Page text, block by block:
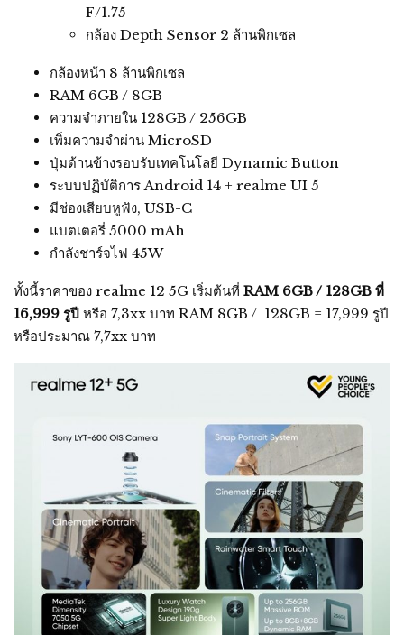
F/1.75
กล้อง Depth Sensor 2 ล้านพิกเซล
กล้องหน้า 8 ล้านพิกเซล
RAM 6GB / 8GB
ความจำภายใน 128GB / 256GB
เพิ่มความจำผ่าน MicroSD
ปุ่มด้านข้างรอบรับเทคโนโลยี Dynamic Button
ระบบปฏิบัติการ Android 14 + realme UI 5
มีช่องเสียบหูฟัง, USB-C
แบตเตอรี่ 5000 mAh
กำลังชาร์จไฟ 45W
ทั้งนี้ราคาของ realme 12 5G เริ่มต้นที่ RAM 6GB / 128GB ที่
16,999 รูปี หรือ 7,3xx บาท RAM 8GB / 128GB = 17,999 รูปี
หรือประมาณ 7,7xx บาท